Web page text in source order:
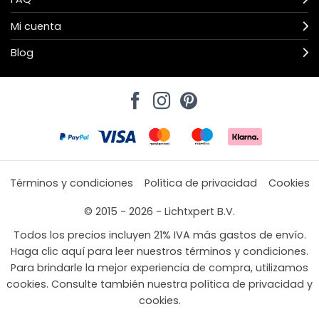
Mi cuenta
Blog
Términos y condiciones Política de privacidad
Cookies
© 2015 - 2026 - Lichtxpert B.V.
Todos los precios incluyen 21% IVA más gastos de envío.
Haga clic aquí para leer nuestros términos y condiciones.
Para brindarle la mejor experiencia de compra, utilizamos
cookies. Consulte también nuestra política de privacidad y
cookies.